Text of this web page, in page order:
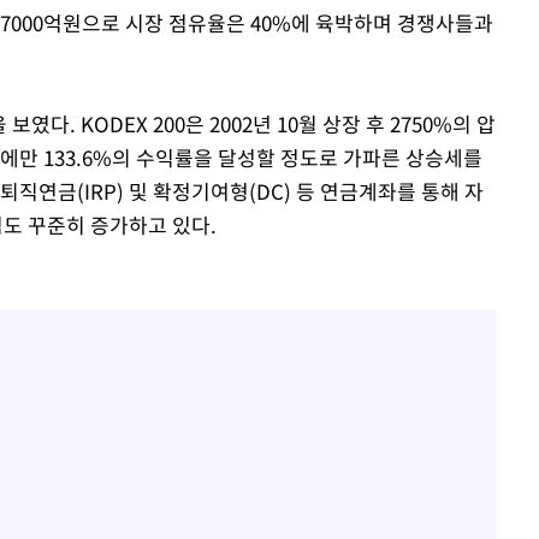
억원으로 시장 점유율은 40%에 육박하며 경쟁사들과
였다. KODEX 200은 2002년 10월 상장 후 2750%의 압
만 133.6%의 수익률을 달성할 정도로 가파른 상승세를
직연금(IRP) 및 확정기여형(DC) 등 연금계좌를 통해 자
꾸준히 증가하고 있다.